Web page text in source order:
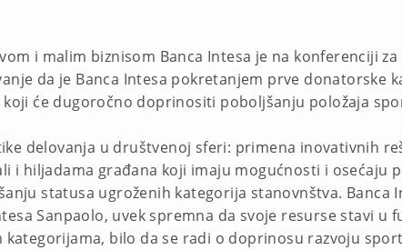
i malim biznisom Banca Intesa je na konferenciji
da je Banca Intesa pokretanjem prve donatorske
će dugoročno doprinositi poboljšanju položaja
delovanja u društvenoj sferi: primena inovativnih
i hiljadama građana koji imaju mogućnosti i osećaju
statusa ugroženih kategorija stanovnštva. Banca
Sanpaolo, uvek spremna da svoje resurse stavi u
bilo da se radi o doprinosu razvoju